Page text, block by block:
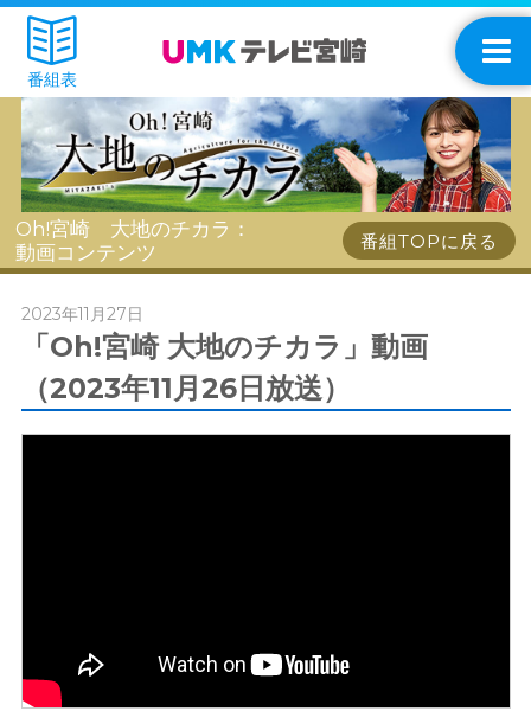
番組表
Oh!宮崎 大地のチカラ：
動画コンテンツ
番組TOPに戻る
2023年11月27日
「Oh!宮崎 大地のチカラ」動画
（2023年11月26日放送）